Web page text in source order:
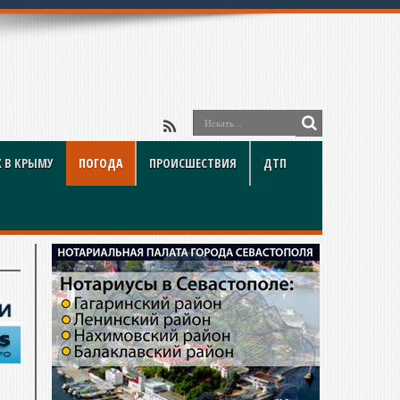
В КРЫМУ ПОГОДА ПРОИСШЕСТВИЯ ДТП